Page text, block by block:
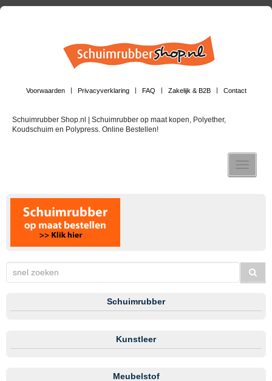
Voorwaarden Privacyverklaring FAQ Zakelijk & B2B Contact
Schuimrubber Shop.nl | Schuimrubber op maat kopen, Polyether,
Koudschuim en Polypress. Online Bestellen!
Toggle
Schuimrubber
Kunstleer
Meubelstof